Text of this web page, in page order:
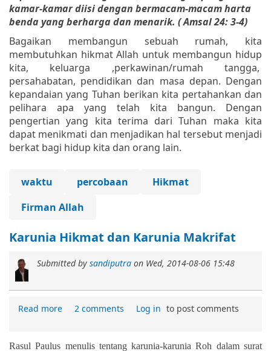
kamar-kamar diisi dengan bermacam-macam harta
benda yang berharga dan menarik. ( Amsal 24: 3-4)
Bagaikan membangun sebuah rumah, kita
membutuhkan hikmat Allah untuk membangun hidup
kita, keluarga ,perkawinan/rumah tangga,
persahabatan, pendidikan dan masa depan. Dengan
kepandaian yang Tuhan berikan kita pertahankan dan
pelihara apa yang telah kita bangun. Dengan
pengertian yang kita terima dari Tuhan maka kita
dapat menikmati dan menjadikan hal tersebut menjadi
berkat bagi hidup kita dan orang lain.
waktu percobaan
Hikmat
Firman Allah
Karunia Hikmat dan Karunia Makrifat
Submitted by sandiputra on Wed, 2014-08-06 15:48
Read more 2 comments Log in to post comments
Rasul Paulus menulis tentang karunia-karunia Roh dalam surat